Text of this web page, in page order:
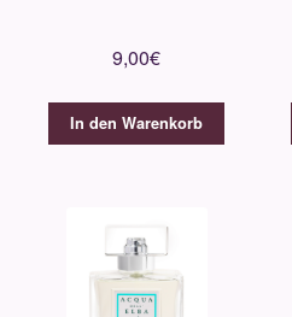
9,00€
In den Warenkorb